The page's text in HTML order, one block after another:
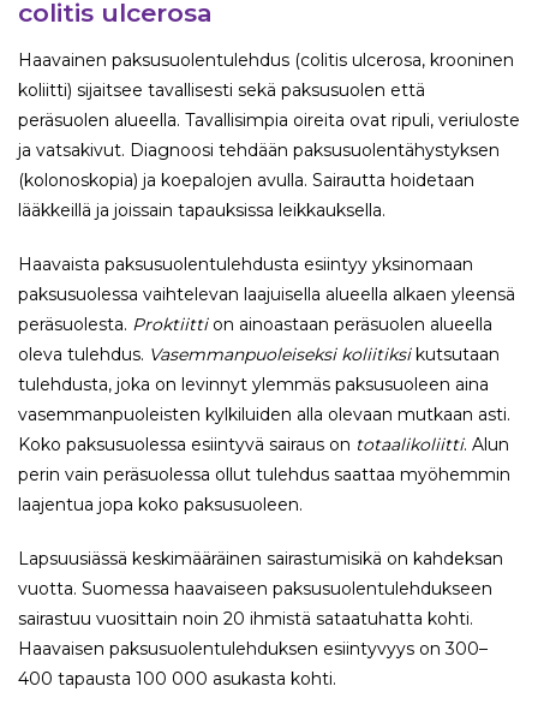
colitis ulcerosa
Haavainen paksusuolentulehdus (colitis ulcerosa, krooninen
koliitti) sijaitsee tavallisesti sekä paksusuolen että
peräsuolen alueella. Tavallisimpia oireita ovat ripuli, veriuloste
ja vatsakivut. Diagnoosi tehdään paksusuolentähystyksen
(kolonoskopia) ja koepalojen avulla. Sairautta hoidetaan
lääkkeillä ja joissain tapauksissa leikkauksella.
Haavaista paksusuolentulehdusta esiintyy yksinomaan
paksusuolessa vaihtelevan laajuisella alueella alkaen yleensä
peräsuolesta. Proktiittion ainoastaan peräsuolen alueella
oleva tulehdus. Vasemmanpuoleiseksi koliitiksikutsutaan
tulehdusta, joka on levinnyt ylemmäs paksusuoleen aina
vasemmanpuoleisten kylkiluiden alla olevaan mutkaan asti.
Koko paksusuolessa esiintyvä sairaus on totaalikoliitti. Alun
perin vain peräsuolessa ollut tulehdus saattaa myöhemmin
laajentua jopa koko paksusuoleen.
Lapsuusiässä keskimääräinen sairastumisikä on kahdeksan
vuotta. Suomessa haavaiseen paksusuolentulehdukseen
sairastuu vuosittain noin 20 ihmistä sataatuhatta kohti.
Haavaisen paksusuolentulehduksen esiintyvyys on 300–
400 tapausta 100 000 asukasta kohti.